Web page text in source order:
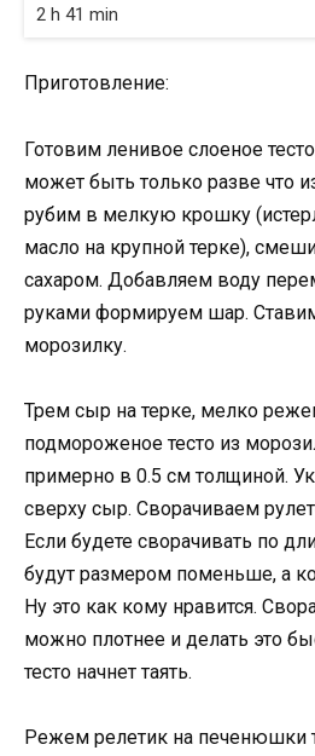
2 h 41 min
Приготовление:
Готовим ленивое слоеное
может быть только разве что
рубим в мелкую крошку
масло на крупной терке),
сахаром. Добавляем воду
руками формируем шар.
морозилку.
Трем сыр на терке, мелко
подмороженое тесто из
примерно в 0.5 см толщиной.
сверху сыр. Сворачиваем
Если будете сворачивать по
будут размером поменьше, а
Ну это как кому нравится.
можно плотнее и делать это
тесто начнет таять.
Режем релетик на печенюшки